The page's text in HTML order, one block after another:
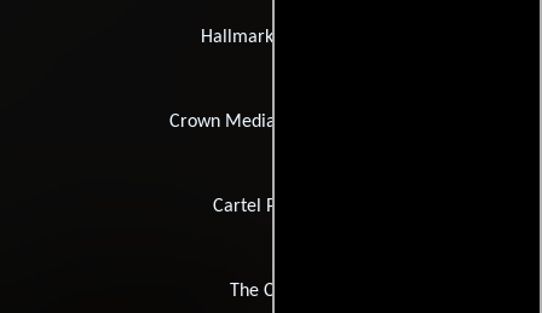
Hallmark Channel
Crown Media Productions
Cartel Pictures
The Cartel